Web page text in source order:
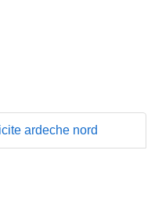
ardeche nord